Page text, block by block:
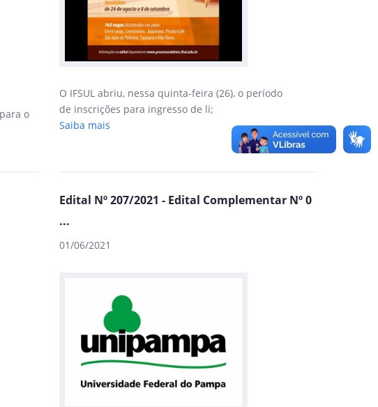
o
O IFSUL abriu, nessa quinta-feira (26), o período
de inscrições para ingresso de li;
Saiba mais
Edital Nº 207/2021 - Edital Complementar Nº 0
...
01/06/2021